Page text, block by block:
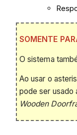
SOMENTE
O sistema
Ao usar o
pode ser
Wooden